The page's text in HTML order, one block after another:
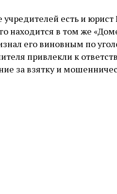
учредителей есть и
находится в том же
его виновным по
привлекли к
за взятку и